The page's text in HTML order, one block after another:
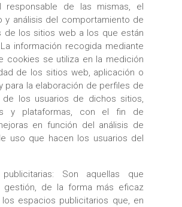
responsable de las mismas, el
y análisis del comportamiento de
de los sitios web a los que están
información recogida mediante
cookies se utiliza en la medición
de los sitios web, aplicación o
para la elaboración de perfiles de
de los usuarios de dichos sitios,
y plataformas, con el fin de
en función del análisis de
uso que hacen los usuarios del
Son aquellas que
gestión, de la forma más eficaz
espacios publicitarios que, en